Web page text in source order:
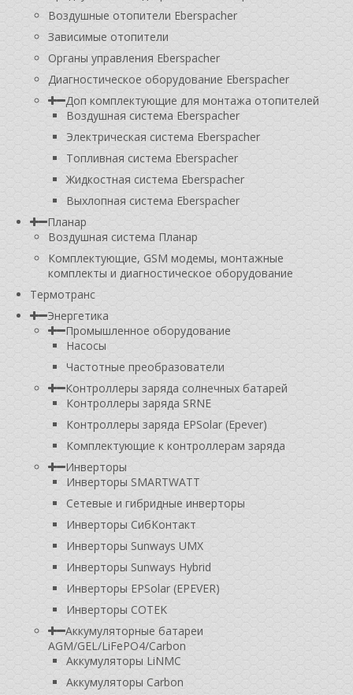
Воздушные отопители Eberspacher
Зависимые отопители
Органы управления Eberspacher
Диагностическое оборудование Eberspacher
Доп комплектующие для монтажа отопителей
Воздушная система Eberspacher
Электрическая система Eberspacher
Топливная система Eberspacher
Жидкостная система Eberspacher
Выхлопная система Eberspacher
Планар
Воздушная система Планар
Комплектующие, GSM модемы, монтажные
комплекты и диагностическое оборудование
Термотранс
Энергетика
Промышленное оборудование
Насосы
Частотные преобразователи
Контроллеры заряда солнечных батарей
Контроллеры заряда SRNE
Контроллеры заряда EPSolar (Epever)
Комплектующие к контроллерам заряда
Инверторы
Инверторы SMARTWATT
Сетевые и гибридные инверторы
Инверторы СибКонтакт
Инверторы Sunways UMX
Инверторы Sunways Hybrid
Инверторы EPSolar (EPEVER)
Инверторы COTEK
Аккумуляторные батареи
AGM/GEL/LiFePO4/Carbon
Аккумуляторы LiNMC
Аккумуляторы Carbon